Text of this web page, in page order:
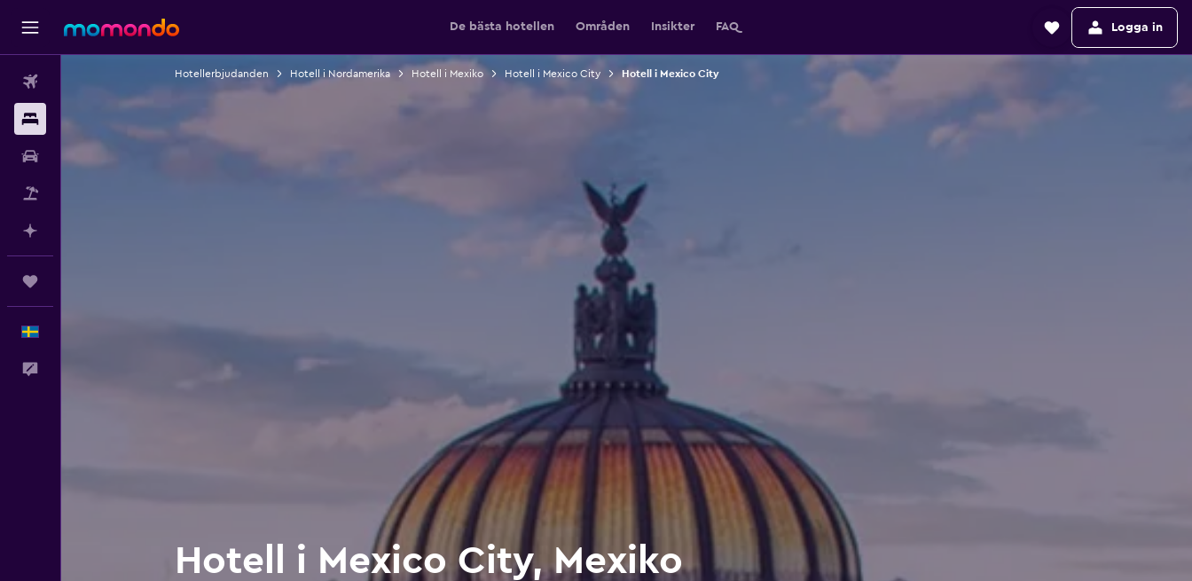
De bästa hotellen Områden Insikter FAQ Logga in
Boende
Hotellerbjudanden Hotell i Nordamerika Hotell i Mexiko Hotell i Mexico City Hotell i Mexico City
Hotell i Mexico City, Mexiko